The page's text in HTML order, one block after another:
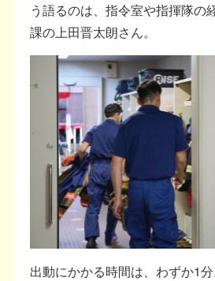
う語るのは、指令室や指揮隊の
課の上田晋太朗さん。
出動にかかる時間は、わずか1